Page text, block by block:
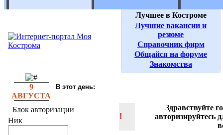
Лучшее в Костроме
Лучшие вакансии и
резюме
Справочник фирм
Общайся на форуме
Знакомства
9
АВГУСТА
В этот день:
Блок авторизации
Ник
!
Здравствуйте
авторизируйтесь